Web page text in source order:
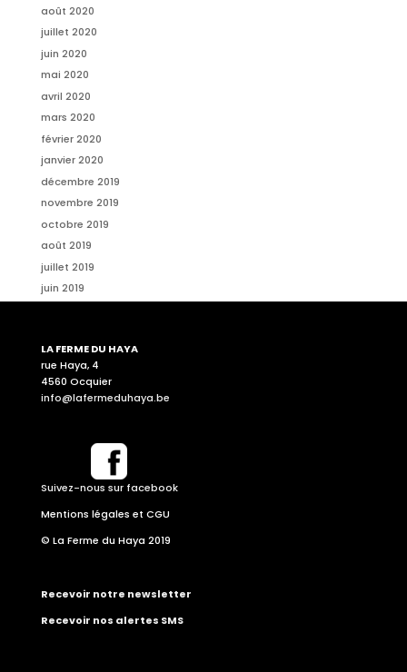
août 2020
juillet 2020
juin 2020
mai 2020
avril 2020
mars 2020
février 2020
janvier 2020
décembre 2019
novembre 2019
octobre 2019
août 2019
juillet 2019
juin 2019
LA FERME DU HAYA
rue Haya, 4
4560 Ocquier
info@lafermeduhaya.be
Suivez-nous sur facebook
Mentions légales et CGU
© La Ferme du Haya 2019
Recevoir notre newsletter
Recevoir nos alertes SMS